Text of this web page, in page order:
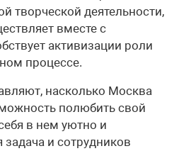
творческой деятельности,
вместе с
активизации роли
процессе.
насколько Москва
полюбить свой
в нем уютно и
и сотрудников